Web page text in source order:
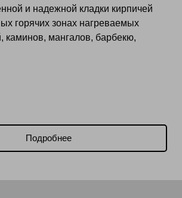
и надежной кладки кирпичей
горячих зонах нагреваемых
каминов, мангалов, барбекю,
Подробнее